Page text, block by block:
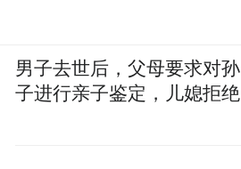
男子去世后，父母要求对孙
子进行亲子鉴定，儿媳拒绝